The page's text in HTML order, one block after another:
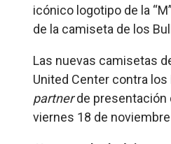
icónico logotipo de la
de la camiseta de los
Las nuevas camisetas
United Center contra
partnerde presentación
viernes 18 de